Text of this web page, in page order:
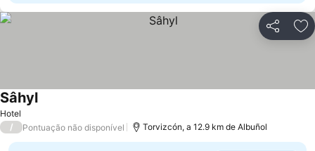
Partilhar
Hotel
Sâhyl
/ Pontuação não disponível Torvizcón, a 12.9 km de Albuñol